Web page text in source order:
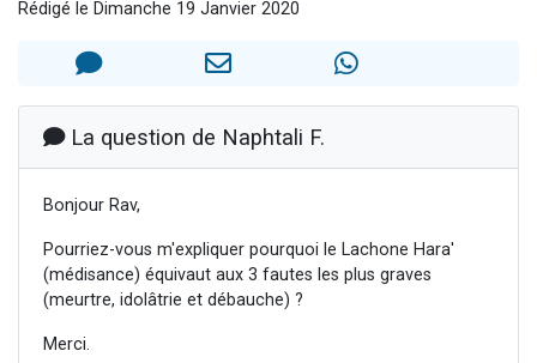
Il reste 49 places pour étudier en groupe sur Zoom
Eva vient de donner son Maasser
3 personnes viennent de faire un don pour Événements Torah-Box
Rédigé le Dimanche 19 Janvier 2020
La question de Naphtali F.
Bonjour Rav,
Pourriez-vous m'expliquer pourquoi le Lachone Hara'
(médisance) équivaut aux 3 fautes les plus graves
(meurtre, idolâtrie et débauche) ?
Merci.